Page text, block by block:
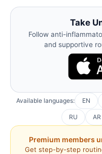
Take
Follow anti-
and supportive
Available languages: EN
RU AR
Premium members
Get step-by-step